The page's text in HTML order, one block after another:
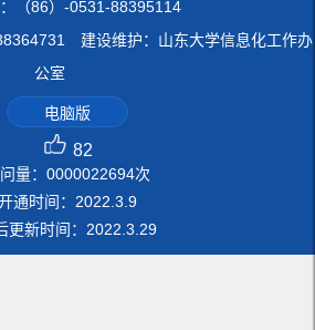
（86）-0531-88395114
建设维护：山东大学信息化工作办
公室
电脑版
82
量： 0000022694次
通时间： 2022 3 9
更新时间： 2022 3 29